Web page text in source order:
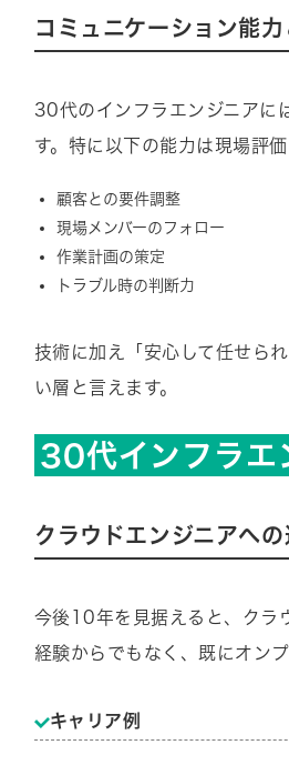
コミュニケーション能
30代のインフラエンジニアに
す。特に以下の能力は現場評価
顧客との要件調整
現場メンバーのフォロー
作業計画の策定
トラブル時の判断力
技術に加え「安心して任せら
い層と言えます。
30代インフラエ
クラウドエンジニアへの
今後10年を見据えると、クラ
経験からでもなく、既にオン
キャリア例